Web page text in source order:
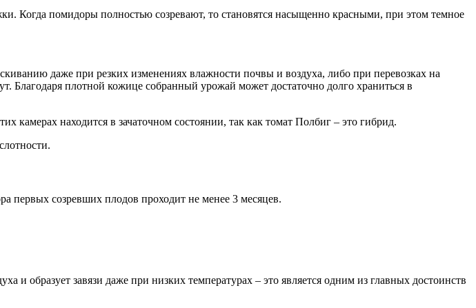
Когда помидоры полностью созревают, то становятся насыщенно красными, при этом темное
даже при резких изменениях влажности почвы и воздуха, либо при перевозках на
Благодаря плотной кожице собранный урожай может достаточно долго храниться в
камерах находится в зачаточном состоянии, так как томат Полбиг – это гибрид.
первых созревших плодов проходит не менее 3 месяцев.
образует завязи даже при низких температурах – это является одним из главных достоинств